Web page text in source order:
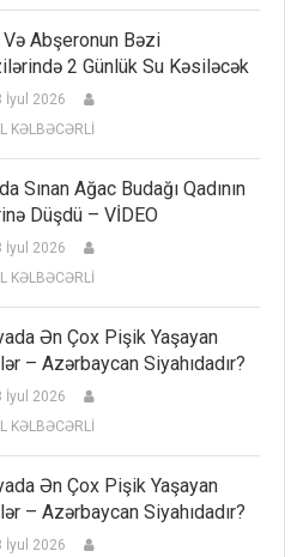
Və Abşeronun Bəzi
2 Günlük Su Kəsiləcək
İyul 2026
KƏLBƏCƏRLİ
Sınan Ağac Budağı Qadının
Düşdü – VİDEO
İyul 2026
KƏLBƏCƏRLİ
Ən Çox Pişik Yaşayan
– Azərbaycan Siyahıdadır?
İyul 2026
KƏLBƏCƏRLİ
Ən Çox Pişik Yaşayan
– Azərbaycan Siyahıdadır?
İyul 2026